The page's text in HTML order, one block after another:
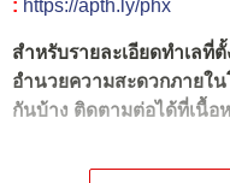
: https://apth.ly/phx
สำหรับรายละเอียดทำเลที่
อำนวยความสะดวกภายใ
กันบ้าง ติดตามต่อได้ที่เนื้อ